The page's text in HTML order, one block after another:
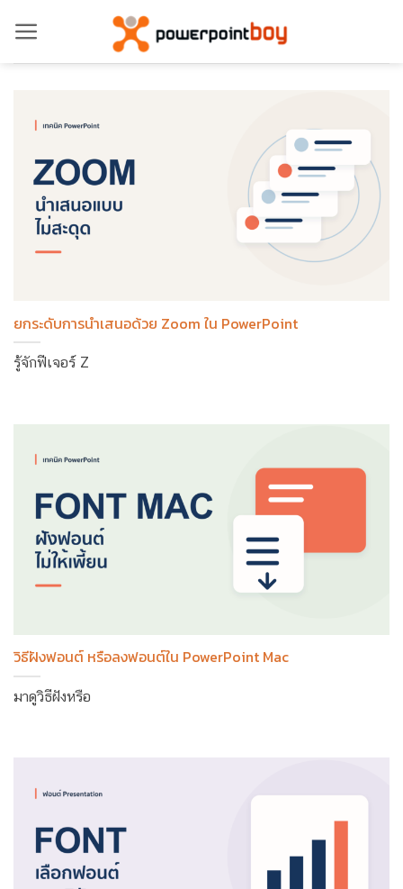
ไป
ยกระดับการนำเสนอด้วย Zoom ใน PowerPoint
รู้จักฟีเจอร์ Z
วิธีฝังฟอนต์ หรือลงฟอนต์ใน PowerPoint Mac
มาดูวิธีฝังหรือ